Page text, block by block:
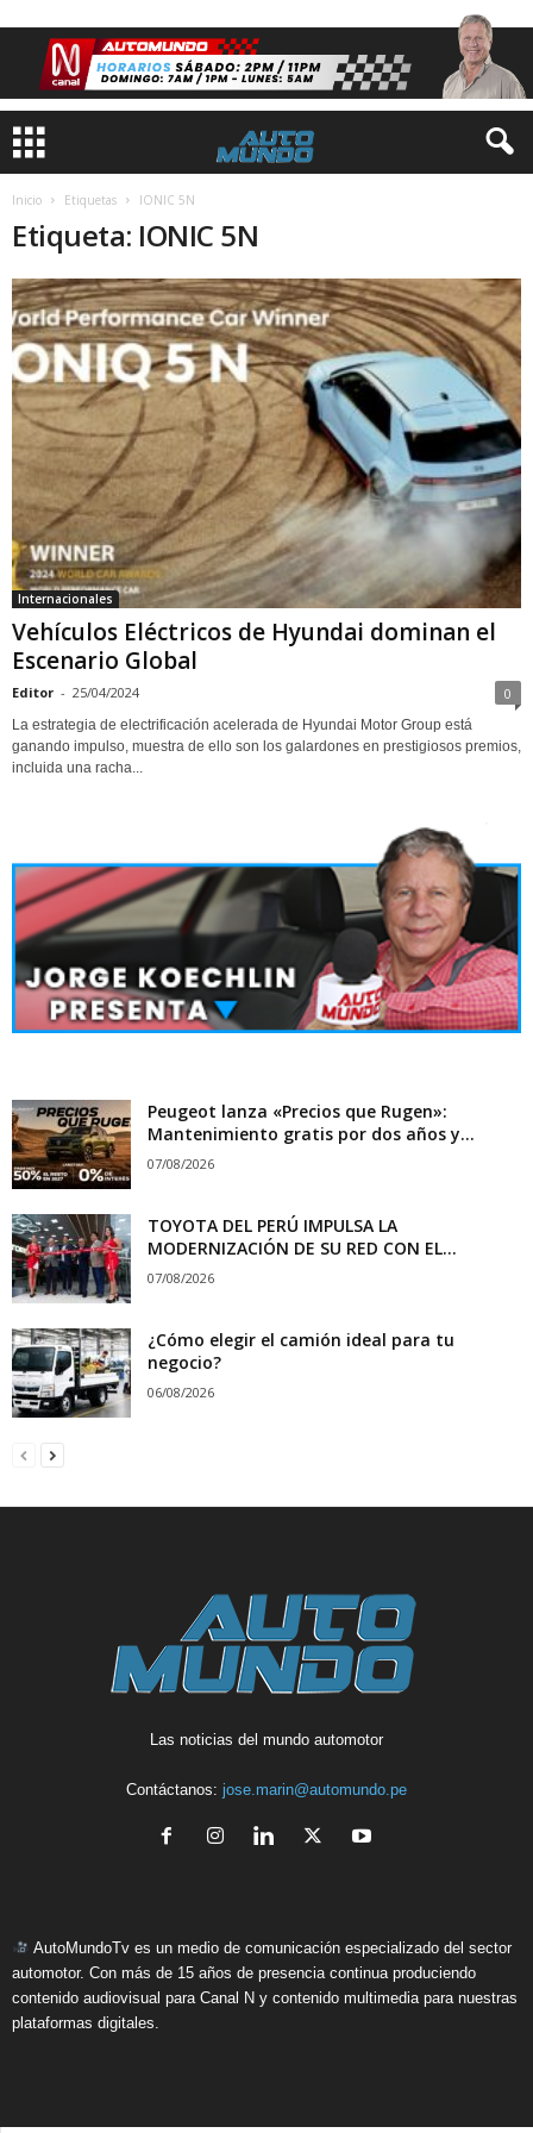
Inicio Etiquetas IONIC 5N
Etiqueta: IONIC 5N
Internacionales
Vehículos Eléctricos de Hyundai dominan el
Escenario Global
Editor - 25/04/2024 0
La estrategia de electrificación acelerada de Hyundai Motor Group está
ganando impulso, muestra de ello son los galardones en prestigiosos premios,
incluida una racha...
Peugeot lanza «Precios que Rugen»:
Mantenimiento gratis por dos años y...
07/08/2026
TOYOTA DEL PERÚ IMPULSA LA
MODERNIZACIÓN DE SU RED CON EL...
07/08/2026
¿Cómo elegir el camión ideal para tu
negocio?
06/08/2026
Las noticias del mundo automotor
Contáctanos: jose.marin@automundo.pe
AutoMundoTv es un medio de comunicación especializado del sector
automotor. Con más de 15 años de presencia continua produciendo
contenido audiovisual para Canal N y contenido multimedia para nuestras
plataformas digitales.